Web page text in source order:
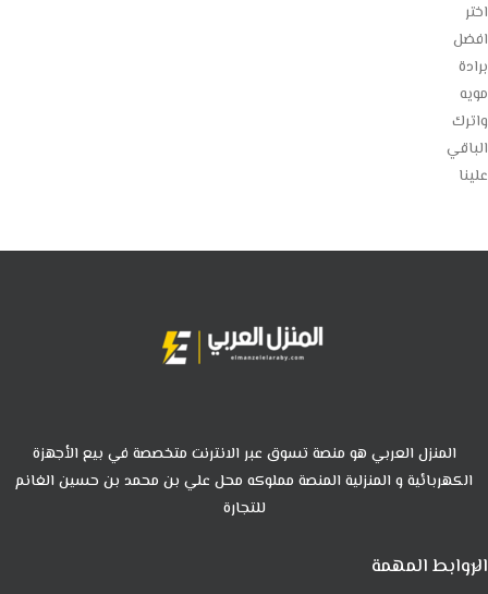
اختر
افضل
برادة
مويه
واترك
الباقي
علينا
المنزل العربي هو منصة تسوق عبر الانترنت متخصصة في بيع الأجهزة
الكهربائية و المنزلية المنصة مملوكه محل علي بن محمد بن حسين الغانم
للتجارة
الروابط المهمة